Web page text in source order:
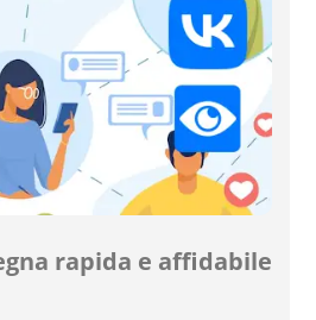
rapida e affidabile